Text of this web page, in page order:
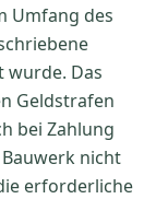
Umfang des
wurde. Das
Geldstrafen
bei Zahlung
nicht
erforderliche